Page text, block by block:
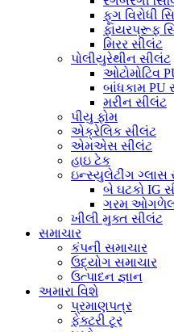
ફૂગ વિરોધી
ફાયરપ્રૂફ
મિરર સીલંટ
પોલીયુરેથીન સીલંટ
ઓટોમોટિવ
બાંધકામ PU
મરીન સીલંટ
પીયુ ફોમ
એક્રેલિક સીલંટ
એમએસ સીલંટ
હાઇ ટેક
ઇન્સ્યુલેટીંગ ગ્લાસ
બે ઘટકો IG
ગરમ
ખીલી મુક્ત સીલંટ
સમાચાર
કંપની સમાચાર
ઉદ્યોગ સમાચાર
ઉત્પાદન જ્ઞાન
અમારા વિશે
પ્રમાણપત્ર
ફેક્ટરી ટૂર